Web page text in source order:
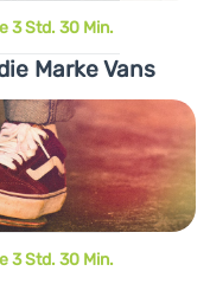
3 Std. 30 Min.
Marke Vans
3 Std. 30 Min.